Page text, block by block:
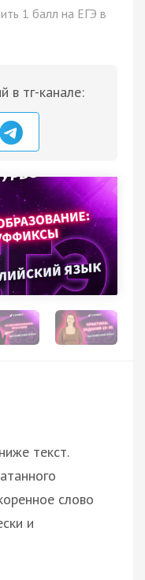
1 балл на ЕГЭ в
в тг-канале:
текст.
слово
и